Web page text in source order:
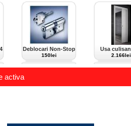
Deblocari Non-Stop
150lei
Usa
perete
culoare alba-
2.166lei
activa